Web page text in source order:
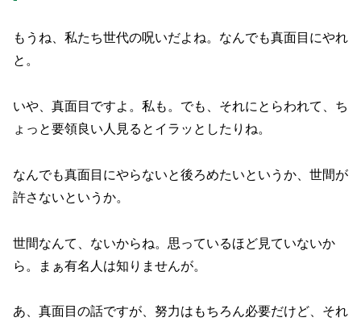
もうね、私たち世代の呪いだよね。なんでも真面目にやれ
と。
いや、真面目ですよ。私も。でも、それにとらわれて、ち
ょっと要領良い人見るとイラッとしたりね。
なんでも真面目にやらないと後ろめたいというか、世間が
許さないというか。
世間なんて、ないからね。思っているほど見ていないか
ら。まぁ有名人は知りませんが。
あ、真面目の話ですが、努力はもちろん必要だけど、それ